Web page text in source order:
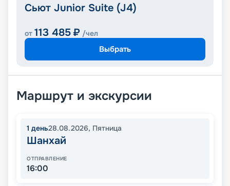
Сьют Junior Suite (J4)
от 113 485 ₽ /чел
Выбрать
Маршрут и экскурсии
1 день28.08.2026, Пятница
Шанхай
ОТПРАВЛЕНИЕ
16:00